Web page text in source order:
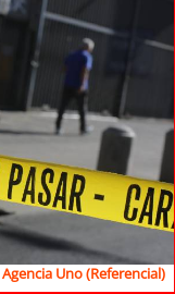
Agencia Uno (Referencial)